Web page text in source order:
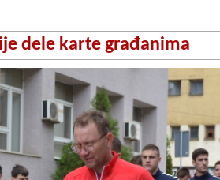
dele karte građanima